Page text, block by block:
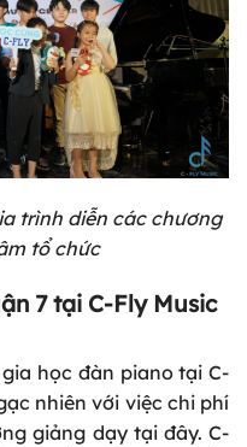
trình diễn các chương
tổ chức
7 tại C-Fly Music
học đàn piano tại C-
nhiên với việc chi phí
giảng dạy tại đây. C-